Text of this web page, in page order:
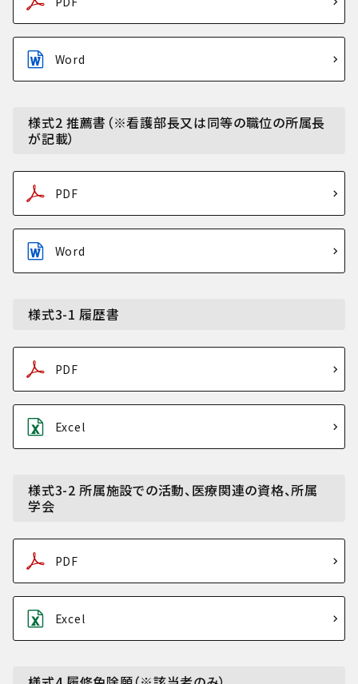
Word
様式2 推薦書（※看護部長又は同等の職位の所属長
が記載）
PDF
Word
様式3-1 履歴書
PDF
Excel
様式3-2 所属施設での活動、医療関連の資格、所属
学会
PDF
Excel